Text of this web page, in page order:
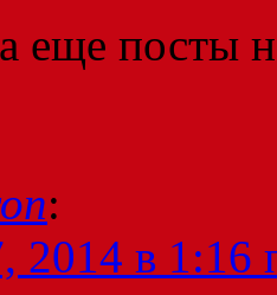
еще посты
:
2014 в 1:16